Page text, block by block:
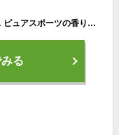
h&s for men ゴールド 2in1 オールドスパイス ピュアスポーツの香り 薬用シャンプー 350g ポンプエイチアンドエスフォーメン
る